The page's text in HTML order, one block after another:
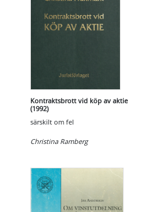
Kontraktsbrott vid köp av aktie
(1992)
särskilt om fel
Christina Ramberg